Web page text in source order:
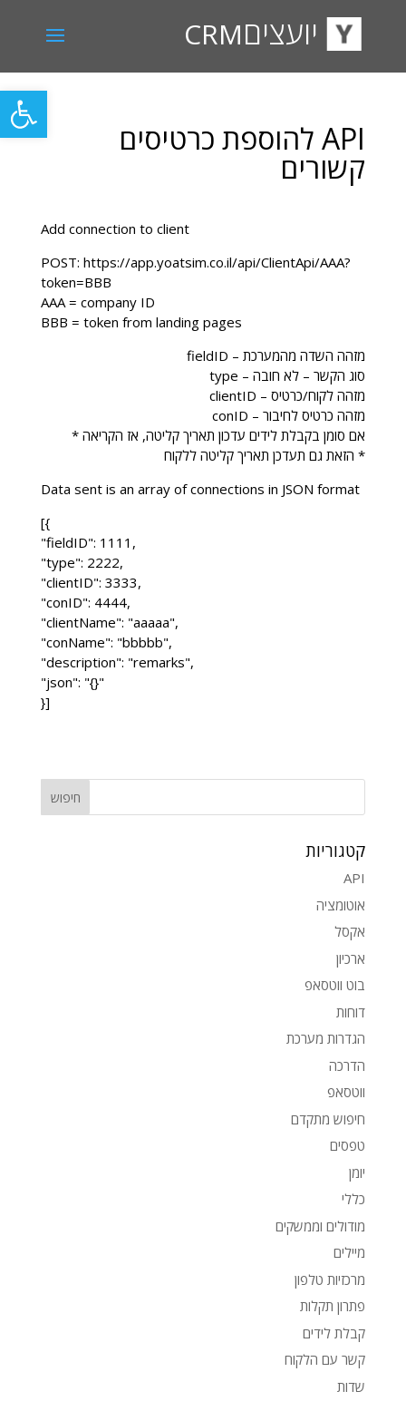
פתח
יועציםCRM
API להוספת כרטיסים
קשורים
Add connection to client
POST: https://app.yoatsim.co.il/api/ClientApi/AAA?
token=BBB
AAA = company ID
BBB = token from landing pages
fieldID – מזהה השדה מהמערכת
type – סוג הקשר – לא חובה
clientID – מזהה לקוח/כרטיס
conID – מזהה כרטיס לחיבור
* אם סומן בקבלת לידים עדכון תאריך קליטה, אז הקריאה
הזאת גם תעדכן תאריך קליטה ללקוח *
Data sent is an array of connections in JSON format
[{
"fieldID": 1111,
"type": 2222,
"clientID": 3333,
"conID": 4444,
"clientName": "aaaaa",
"conName": "bbbbb",
"description": "remarks",
"json": "{}"
}]
קטגוריות
API
אוטומציה
אקסל
ארכיון
בוט ווטסאפ
דוחות
הגדרות מערכת
הדרכה
ווטסאפ
חיפוש מתקדם
טפסים
יומן
כללי
מודולים וממשקים
מיילים
מרכזיות טלפון
פתרון תקלות
קבלת לידים
קשר עם הלקוח
שדות